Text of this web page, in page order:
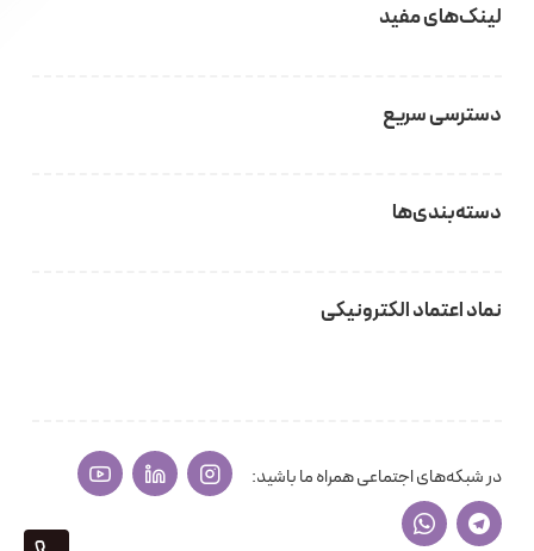
لینک‌های مفید
دسترسی سریع
دسته‌بندی‌ها
نماد اعتماد الکترونیکی
در شبکه‌های اجتماعی همراه ما باشید: